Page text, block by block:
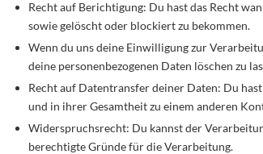
Recht auf Berichtigung: Du hast das Recht
sowie gelöscht oder blockiert zu bekommen.
Wenn du uns deine Einwilligung zur
deine personenbezogenen Daten löschen zu
Recht auf Datentransfer deiner Daten: Du
und in ihrer Gesamtheit zu einem anderen
Widerspruchsrecht: Du kannst der
berechtigte Gründe für die Verarbeitung.